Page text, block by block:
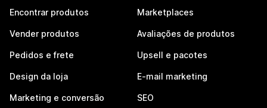
Encontrar produtos
Vender produtos
Pedidos e frete
Design da loja
Marketing e conversão
Marketplaces
Avaliações de produtos
Upsell e pacotes
E-mail marketing
SEO